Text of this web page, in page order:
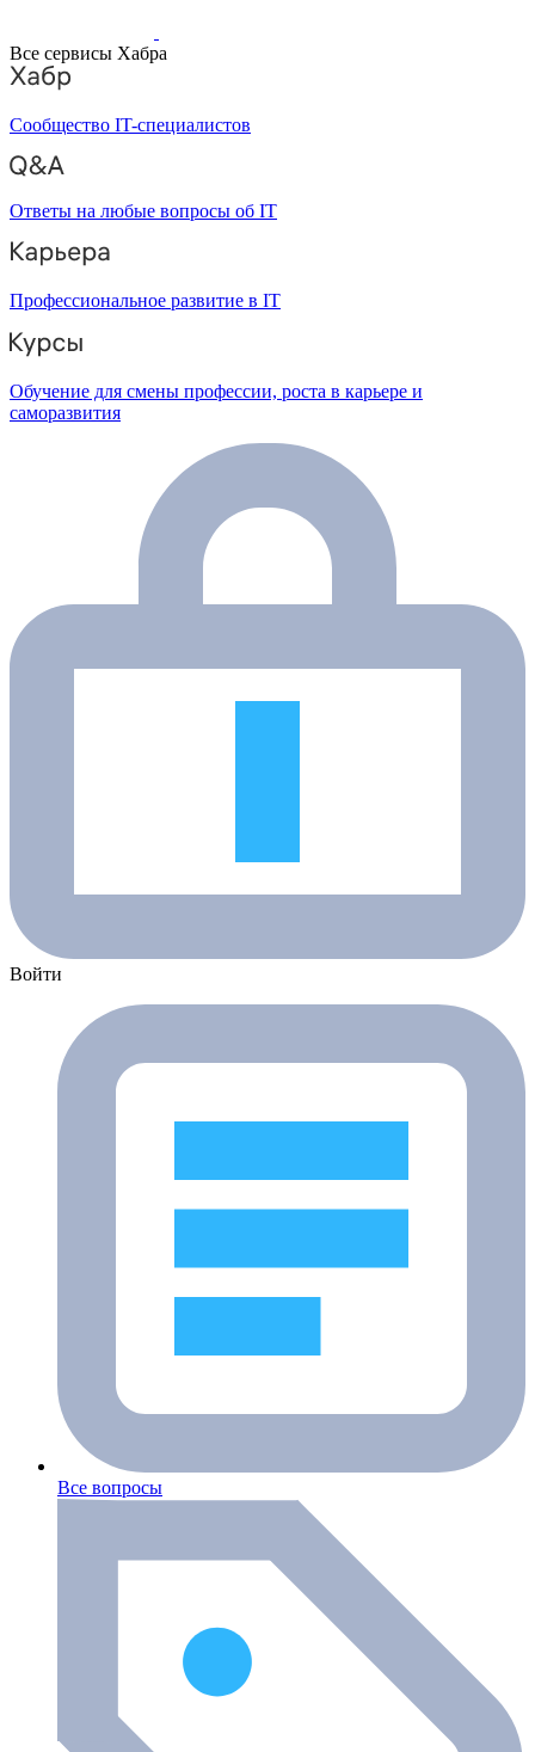
Все сервисы Хабра
Сообщество IT-специалистов
Ответы на любые вопросы об IT
Профессиональное развитие в IT
Обучение для смены профессии, роста в карьере и
саморазвития
Войти
Все вопросы